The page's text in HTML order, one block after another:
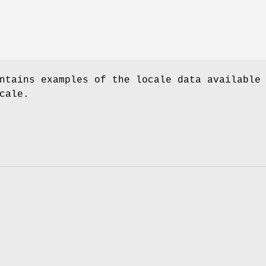
examples of the locale data